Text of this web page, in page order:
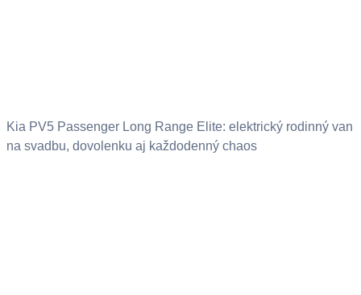
Kia PV5 Passenger Long Range Elite: elektrický rodinný van
na svadbu, dovolenku aj každodenný chaos